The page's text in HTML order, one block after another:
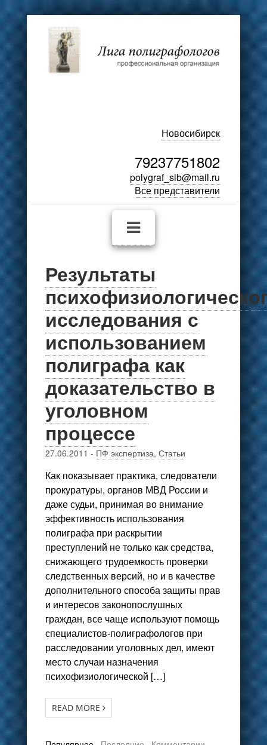
Новосибирск
79237751802
polygraf_sib@mail.ru
Все представители
Результаты
исследования с
использованием
полиграфа как
доказательство в
уголовном
процессе
27.06.2011 - ПФ экспертиза, Статьи
Как показывает практика, следователи
прокуратуры, органов МВД России и
даже судьи, принимая во внимание
эффективность использования
полиграфа при раскрытии
преступлений не только как средства,
снижающего трудоемкость проверки
следственных версий, но и в качестве
дополнительного способа защиты прав
и интересов законопослушных
граждан, все чаще используют помощь
специалистов-полиграфологов при
расследовании уголовных дел, имеют
место случаи назначения
психофизиологической […]
READ MORE